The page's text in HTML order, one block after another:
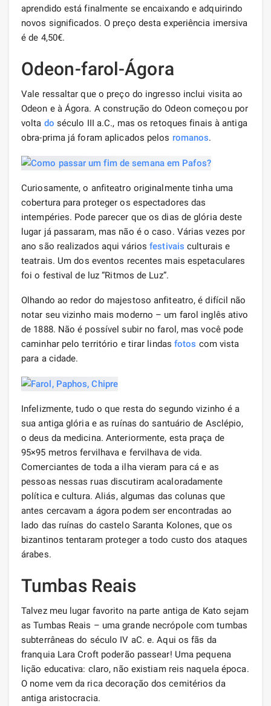
aprendido está finalmente se encaixando e adquirindo
novos significados. O preço desta experiência imersiva
é de 4,50€.
Odeon-farol-Ágora
Vale ressaltar que o preço do ingresso inclui visita ao
Odeon e à Ágora. A construção do Odeon começou por
volta do século III a.C., mas os retoques finais à antiga
obra-prima já foram aplicados pelos romanos.
Curiosamente, o anfiteatro originalmente tinha uma
cobertura para proteger os espectadores das
intempéries. Pode parecer que os dias de glória deste
lugar já passaram, mas não é o caso. Várias vezes por
ano são realizados aqui váriosfestivais culturais e
teatrais. Um dos eventos recentes mais espetaculares
foi o festival de luz “Ritmos de Luz”.
Olhando ao redor do majestoso anfiteatro, é difícil não
notar seu vizinho mais moderno – um farol inglês ativo
de 1888. Não é possível subir no farol, mas você pode
caminhar pelo território e tirar lindasfotos com vista
para a cidade.
Infelizmente, tudo o que resta do segundo vizinho é a
sua antiga glória e as ruínas do santuário de Asclépio,
o deus da medicina. Anteriormente, esta praça de
95×95 metros fervilhava e fervilhava de vida.
Comerciantes de toda a ilha vieram para cá e as
pessoas nessas ruas discutiram acaloradamente
política e cultura. Aliás, algumas das colunas que
antes cercavam a ágora podem ser encontradas ao
lado das ruínas do castelo Saranta Kolones, que os
bizantinos tentaram proteger a todo custo dos ataques
árabes.
Tumbas Reais
Talvez meu lugar favorito na parte antiga de Kato sejam
as Tumbas Reais – uma grande necrópole com tumbas
subterrâneas do século IV aC. e. Aqui os fãs da
franquia Lara Croft poderão passear! Uma pequena
lição educativa: claro, não existiam reis naquela época.
O nome vem da rica decoração dos cemitérios da
antiga aristocracia.